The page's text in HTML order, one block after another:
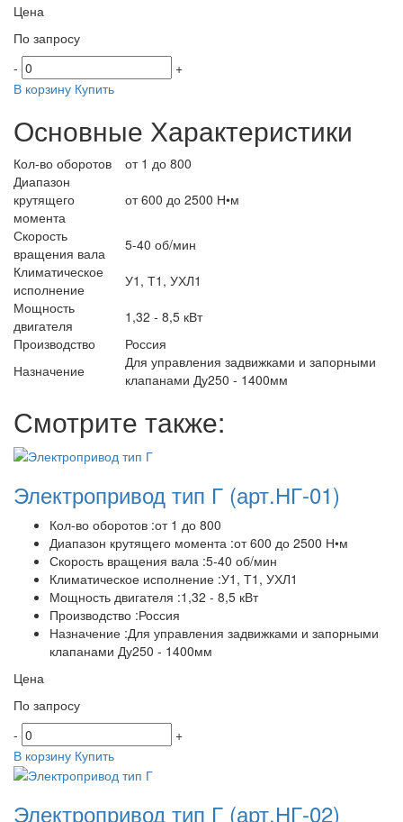
Цена
По запросу
-
+
В корзину Купить
Основные Характеристики
Кол-во оборотов
от 1 до 800
Диапазон
крутящего
момента
от 600 до 2500 Н•м
Скорость
вращения вала
5-40 об/мин
Климатическое
исполнение
У1, Т1, УХЛ1
Мощность
двигателя
1,32 - 8,5 кВт
Производство
Россия
Назначение
Для управления задвижками и запорными
клапанами Ду250 - 1400мм
Смотрите также:
Электропривод тип Г (арт.НГ-01)
Кол-во оборотов :от 1 до 800
Диапазон крутящего момента :от 600 до 2500 Н•м
Скорость вращения вала :5-40 об/мин
Климатическое исполнение :У1, Т1, УХЛ1
Мощность двигателя :1,32 - 8,5 кВт
Производство :Россия
Назначение :Для управления задвижками и запорными
клапанами Ду250 - 1400мм
Цена
По запросу
-
+
В корзину Купить
Электропривод тип Г (арт.НГ-02)